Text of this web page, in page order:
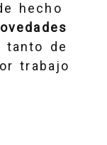
hecho
tanto de
trabajo